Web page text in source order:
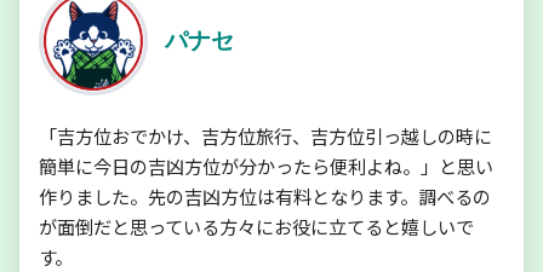
パナセ
「吉方位おでかけ、吉方位旅行、吉方位引っ越しの時に
簡単に今日の吉凶方位が分かったら便利よね。」と思い
作りました。先の吉凶方位は有料となります。調べるの
が面倒だと思っている方々にお役に立てると嬉しいで
す。